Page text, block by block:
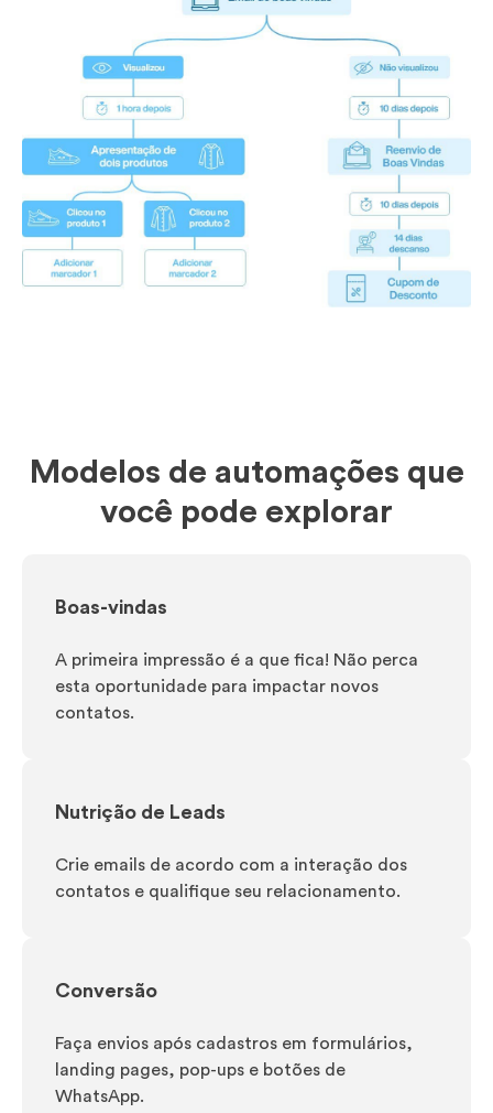
Modelos de automações que
você pode explorar
Boas-vindas
A primeira impressão é a que fica! Não perca
esta oportunidade para impactar novos
contatos.
Nutrição de Leads
Crie emails de acordo com a interação dos
contatos e qualifique seu relacionamento.
Conversão
Faça envios após cadastros em formulários,
landing pages, pop-ups e botões de
WhatsApp.